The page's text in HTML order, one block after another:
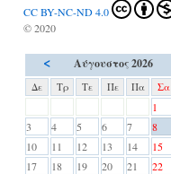
CC BY-NC-ND 4.0
© 2020
< Αύγουστος 2026
Δε Τρ Τε Πε Πα Σα
1
3
4 5 6 7 8
10
11 12 13 14 15
17
18 19 20 21 22